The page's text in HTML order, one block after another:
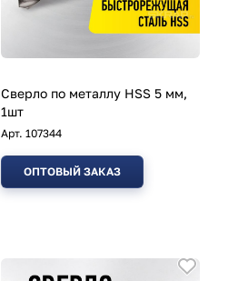
Сверло по металлу HSS 5 мм,
1шт
Арт. 107344
ОПТОВЫЙ ЗАКАЗ